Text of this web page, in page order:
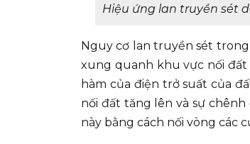
Hiệu ứng lan truyền sét
Nguy cơ lan truyền sét
xung quanh khu vực nối đất
hàm của điện trở suất của
nối đất tăng lên và sự
này bằng cách nối vòng các